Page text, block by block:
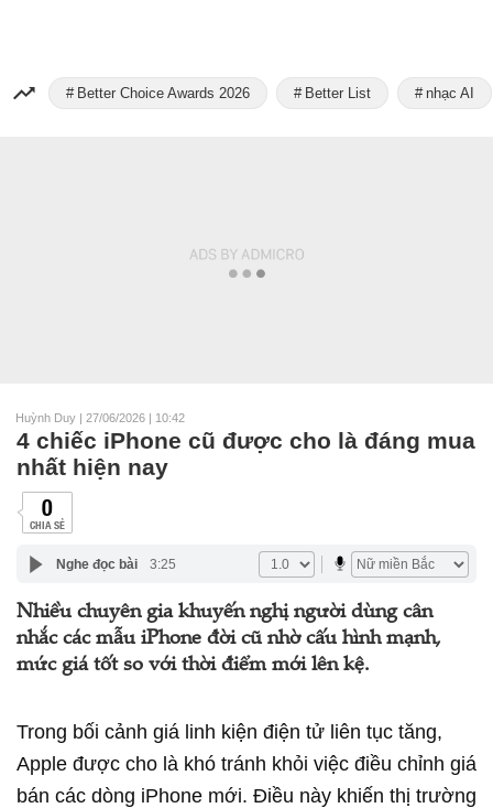
Better Choice Awards 2026 Better List nhạc AI
Huỳnh Duy | 27/06/2026 | 10:42
4 chiếc iPhone cũ được cho là đáng mua
nhất hiện nay
0
CHIA SẺ
Nghe đọc bài 3:25
Nhiều chuyên gia khuyến nghị người dùng cân
nhắc các mẫu iPhone đời cũ nhờ cấu hình mạnh,
mức giá tốt so với thời điểm mới lên kệ.
Trong bối cảnh giá linh kiện điện tử liên tục tăng,
Apple được cho là khó tránh khỏi việc điều chỉnh giá
bán các dòng iPhone mới. Điều này khiến thị trường